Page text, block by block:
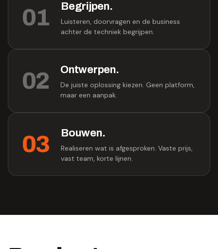
01 Begrijpen.
Luisteren, doorvragen en de business
achter de techniek begrijpen.
02 Ontwerpen.
De juiste oplossing kiezen. Geen platform,
maar een aanpak.
03 Bouwen.
Realiseren wat is afgesproken. Vaste prijs,
vast team, korte lijnen.